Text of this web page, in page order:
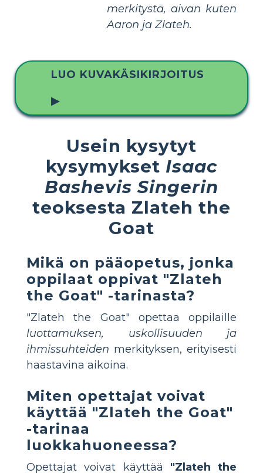
merkitystä, aivan kuten
Aaron ja Zlateh.
LUO KUVAKÄSIKIRJOITUS
▶
Usein kysytyt
kysymykset Isaac
Bashevis Singerin
teoksesta Zlateh the
Goat
Mikä on pääopetus, jonka
oppilaat oppivat "Zlateh
the Goat" -tarinasta?
"Zlateh the Goat" opettaa oppilaille
luottamuksen, uskollisuuden ja
ihmissuhteiden merkityksen, erityisesti
haastavina aikoina.
Miten opettajat voivat
käyttää "Zlateh the Goat"
-tarinaa
luokkahuoneessa?
Opettajat voivat käyttää "Zlateh the